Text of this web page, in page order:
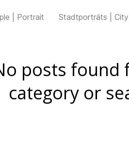
| Portrait Stadtporträts |
posts found
category or